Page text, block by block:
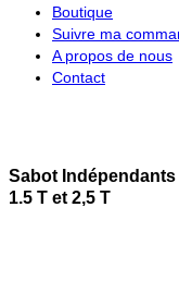
Boutique
Suivre ma
A propos de nous
Contact
Sabot
1.5 T et 2,5 T